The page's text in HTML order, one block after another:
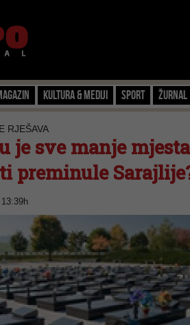
Kultura & Mediji Sport Žurnal
RJEŠAVA
je sve manje
preminule